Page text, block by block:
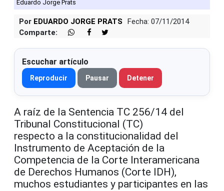
Eduardo Jorge Prats
Por EDUARDO JORGE PRATS
Fecha: 07/11/2014
Comparte:
Escuchar artículo
Reproducir Pausar Detener
A raíz de la Sentencia TC 256/14 del
Tribunal Constitucional (TC)
respecto a la constitucionalidad del
Instrumento de Aceptación de la
Competencia de la Corte Interamericana
de Derechos Humanos (Corte IDH),
muchos estudiantes y participantes en las